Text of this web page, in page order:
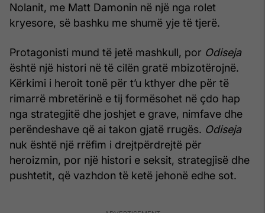
Nolanit, me Matt Damonin në një nga rolet
kryesore, së bashku me shumë yje të tjerë.
Protagonisti mund të jetë mashkull, por Odiseja
është një histori në të cilën gratë mbizotërojnë.
Kërkimi i heroit tonë për t’u kthyer dhe për të
rimarrë mbretërinë e tij formësohet në çdo hap
nga strategjitë dhe joshjet e grave, nimfave dhe
perëndeshave që ai takon gjatë rrugës. Odiseja
nuk është një rrëfim i drejtpërdrejtë për
heroizmin, por një histori e seksit, strategjisë dhe
pushtetit, që vazhdon të ketë jehonë edhe sot.